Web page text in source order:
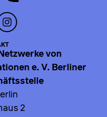
von
e. V. Berliner
2